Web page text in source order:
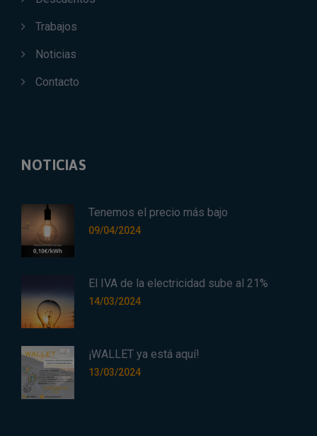
Trabajos
Noticias
Contacto
NOTICIAS
Tenemos el precio más bajo
09/04/2024
El IVA de la electricidad sube al 21%
14/03/2024
¡WALLET ya está aquí!
13/03/2024